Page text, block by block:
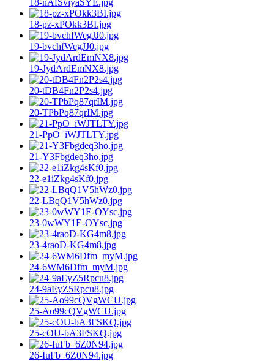
18-pz-xPOkk3BI.jpg
19-bvchfWegJJ0.jpg
19-JydArdEmNX8.jpg
20-tDB4Fn2P2s4.jpg
20-TPbPq87qrIM.jpg
21-PpO_iWJTLTY.jpg
21-Y3Fbgdeq3ho.jpg
22-e1iZkg4sKf0.jpg
22-LBqQ1V5hWz0.jpg
23-0wWY1E-OYsc.jpg
23-4raoD-KG4m8.jpg
24-6WM6Dfm_myM.jpg
24-9aEyZ5Rpcu8.jpg
25-Ao99cQVgWCU.jpg
25-cOU-bA3FSKQ.jpg
26-IuFb_6Z0N94.jpg